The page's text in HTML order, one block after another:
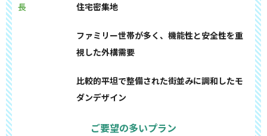
長
住宅密集地
ファミリー世帯が多く、機能性と安全性を重
視した外構需要
比較的平坦で整備された街並みに調和したモ
ダンデザイン
ご要望の多いプラン